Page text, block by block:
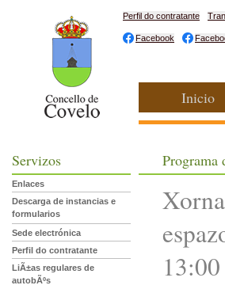
Perfil do contratante
Facebook
Inicio
Servizos
Enlaces
Descarga de instancias e
formularios
Sede electrónica
Perfil do contratante
LiÃ±as regulares de
autobÃºs
Programa